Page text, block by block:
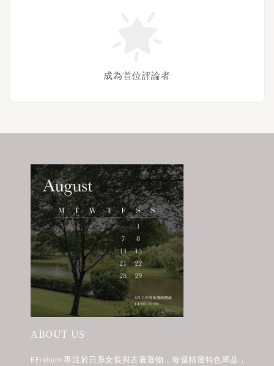
成為首位評論者
ABOUT US
REreburn 專注於日系女裝與古著選物，每週精選特色單品，